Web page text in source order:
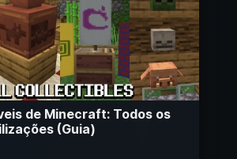
de Minecraft: Todos os
(Guia)